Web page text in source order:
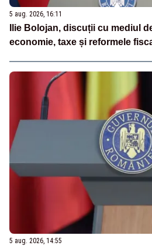
5 aug. 2026, 16:11
Ilie Bolojan, discuții cu mediul
economie, taxe și reformele
5 aug. 2026, 14:55